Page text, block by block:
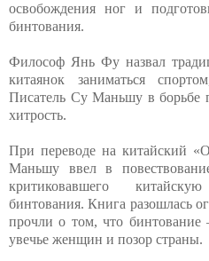
освобождения ног и
бинтования.
Философ Янь Фу назвал
китаянок заниматься
Писатель Су Маньшу в борьбе
хитрость.
При переводе на китайский
Маньшу ввел в
критиковавшего
бинтования. Книга разошлась
прочли о том, что бинтование
увечье женщин и позор страны.